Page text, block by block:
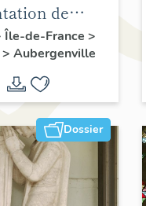
de
Île-de-France >
> Aubergenville
Dossier